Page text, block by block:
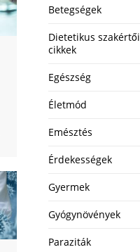
Betegségek
Dietetikus szakértői
cikkek
Egészség
Életmód
Emésztés
Érdekességek
Gyermek
Gyógynövények
Paraziták